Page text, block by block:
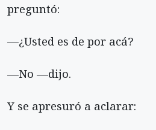
preguntó:
—¿Usted es de por acá?
—No —dijo.
Y se apresuró a aclarar: